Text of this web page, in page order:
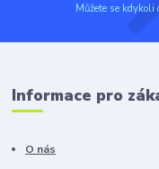
Můžete se
Informace pro
O nás